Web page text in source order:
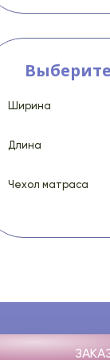
Ширина
Длина
Чехол матраса